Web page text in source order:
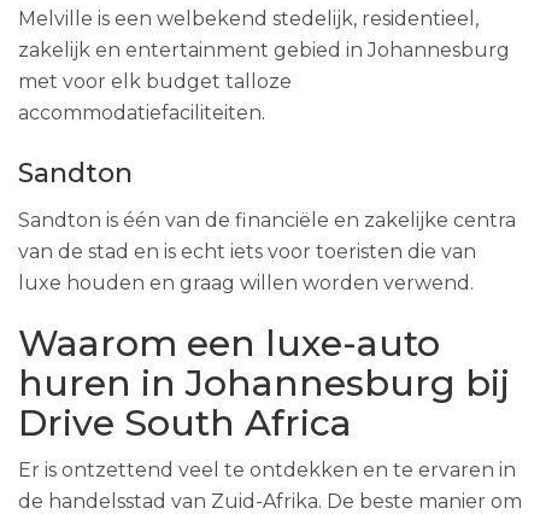
Melville is een welbekend stedelijk, residentieel,
zakelijk en entertainment gebied in Johannesburg
met voor elk budget talloze
accommodatiefaciliteiten.
Sandton
Sandton is één van de financiële en zakelijke centra
van de stad en is echt iets voor toeristen die van
luxe houden en graag willen worden verwend.
Waarom een luxe-auto
huren in Johannesburg bij
Drive South Africa
Er is ontzettend veel te ontdekken en te ervaren in
de handelsstad van Zuid-Afrika. De beste manier om